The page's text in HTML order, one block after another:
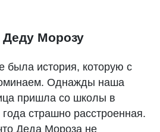
Морозу
была история, которую с
Однажды наша
пришла со школы в
страшно расстроенная.
Деда Мороза не